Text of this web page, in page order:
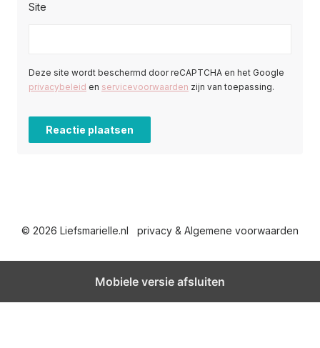
Site
Deze site wordt beschermd door reCAPTCHA en het Google
privacybeleid en servicevoorwaarden zijn van toepassing.
© 2026 Liefsmarielle.nl privacy & Algemene voorwaarden
Mobiele versie afsluiten